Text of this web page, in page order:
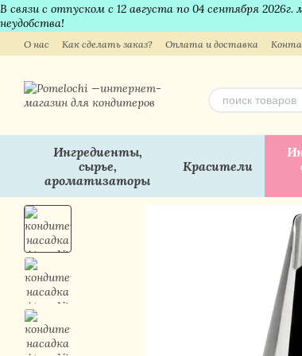
Перейти к основному контенту
В связи с отпуском с 12 августа по 04 сентября
неудобства!
О нас Как сделать заказ? Оплата и доставка
Ингредиенты,
сырье,
ароматизаторы
Красители